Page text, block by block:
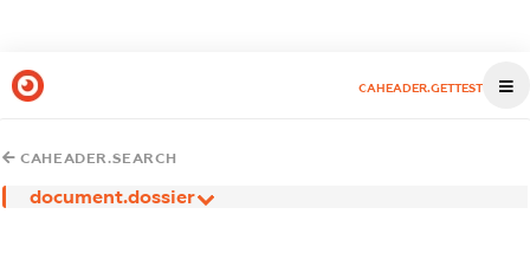
CAHEADER.GETTEST
CAHEADER.SEARCH
document.dossier